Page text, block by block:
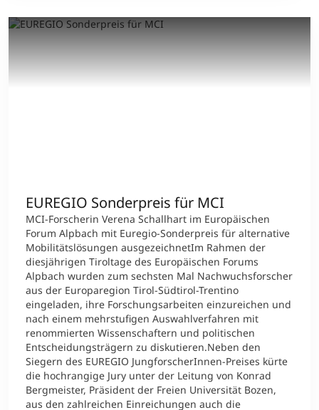
EUREGIO Sonderpreis für MCI
MCI-Forscherin Verena Schallhart im Europäischen
Forum Alpbach mit Euregio-Sonderpreis für alternative
Mobilitätslösungen ausgezeichnetIm Rahmen der
diesjährigen Tiroltage des Europäischen Forums
Alpbach wurden zum sechsten Mal Nachwuchsforscher
aus der Europaregion Tirol-Südtirol-Trentino
eingeladen, ihre Forschungsarbeiten einzureichen und
nach einem mehrstufigen Auswahlverfahren mit
renommierten Wissenschaftern und politischen
Entscheidungsträgern zu diskutieren.Neben den
Siegern des EUREGIO JungforscherInnen-Preises kürte
die hochrangige Jury unter der Leitung von Konrad
Bergmeister, Präsident der Freien Universität Bozen,
aus den zahlreichen Einreichungen auch die